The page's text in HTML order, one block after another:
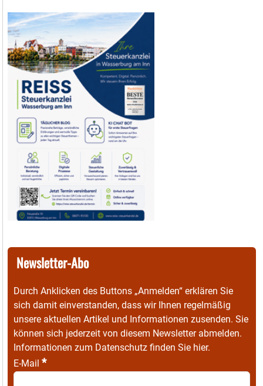
Newsletter-Abo
Durch Anklicken des Buttons „Anmelden“ erklären Sie
sich damit einverstanden, dass wir Ihnen regelmäßig
unsere aktuellen Artikel und Informationen zusenden. Sie
können sich jederzeit von diesem Newsletter abmelden.
Informationen zum Datenschutz finden Sie hier.
E-Mail *